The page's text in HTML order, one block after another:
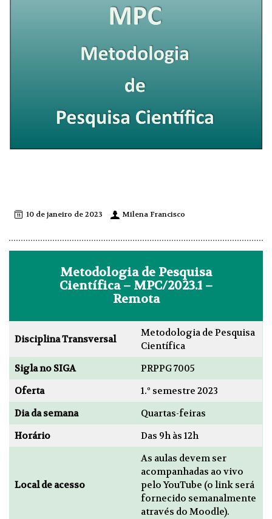
10 de janeiro de 2023 Milena Francisco
Metodologia de Pesquisa
Científica – MPC/2023.1 –
Remota
Disciplina Transversal
Metodologia de Pesquisa
Científica
Sigla no SIGA
PRPPG 7005
Oferta
1.º semestre 2023
Dia da semana
Quartas-feiras
Horário
Das 9h às 12h
Local de acesso
As aulas devem ser
acompanhadas ao vivo
pelo YouTube (o link será
fornecido semanalmente
através do Moodle).